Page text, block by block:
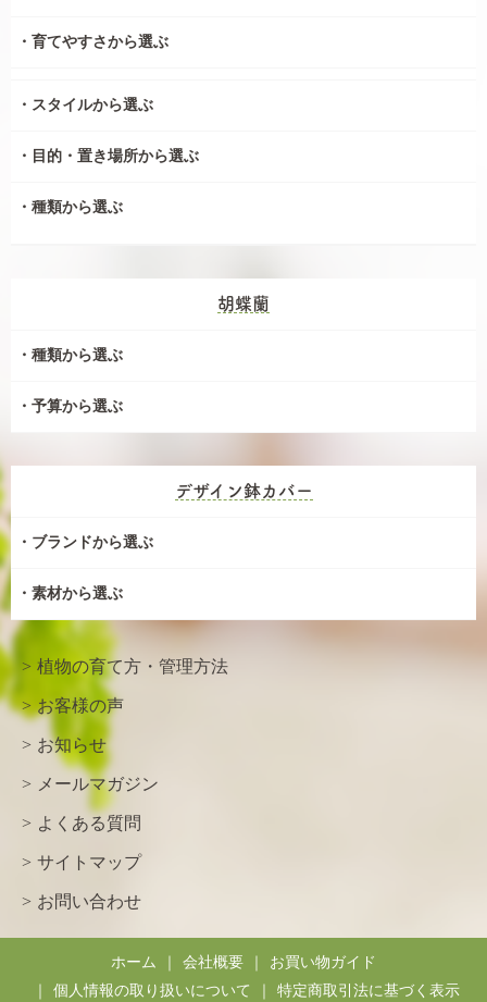
育てやすさから選ぶ
スタイルから選ぶ
目的・置き場所から選ぶ
種類から選ぶ
胡蝶蘭
種類から選ぶ
予算から選ぶ
デザイン鉢カバー
ブランドから選ぶ
素材から選ぶ
植物の育て方・管理方法
お客様の声
お知らせ
メールマガジン
よくある質問
サイトマップ
お問い合わせ
ホーム 会社概要
お買い物ガイド
個人情報の取り扱いについて
特定商取引法に基づく表示